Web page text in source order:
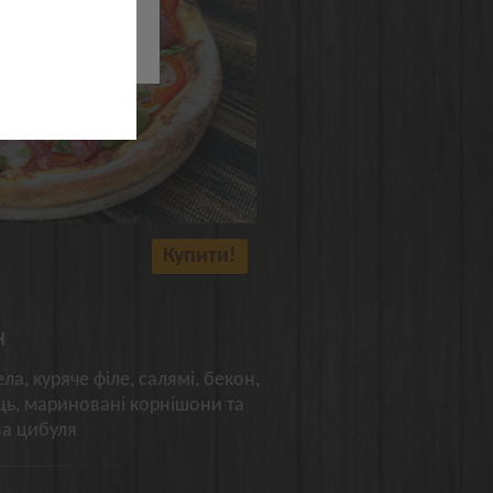
куряче філе, салямі, бекон,
мариновані корнішони та
цибуля